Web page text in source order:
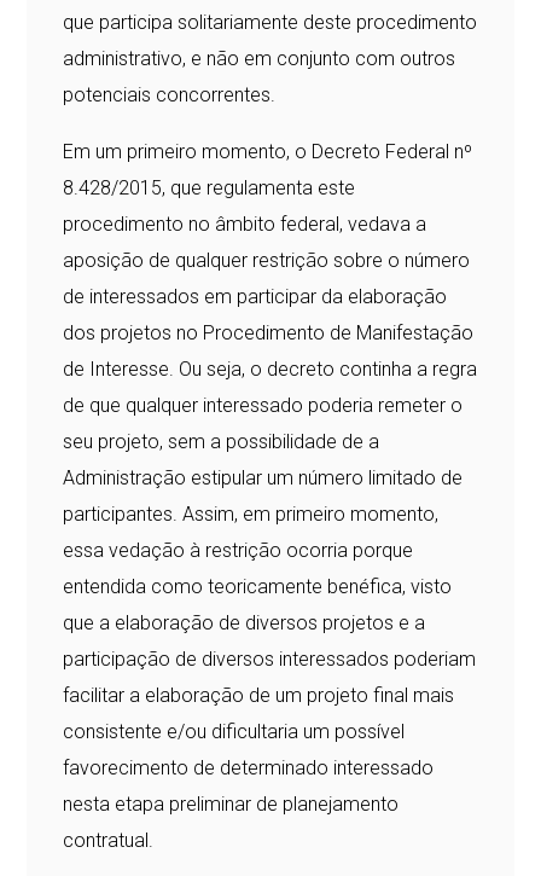
que participa solitariamente deste procedimento
administrativo, e não em conjunto com outros
potenciais concorrentes.
Em um primeiro momento, o Decreto Federal nº
8.428/2015, que regulamenta este
procedimento no âmbito federal, vedava a
aposição de qualquer restrição sobre o número
de interessados em participar da elaboração
dos projetos no Procedimento de Manifestação
de Interesse. Ou seja, o decreto continha a regra
de que qualquer interessado poderia remeter o
seu projeto, sem a possibilidade de a
Administração estipular um número limitado de
participantes. Assim, em primeiro momento,
essa vedação à restrição ocorria porque
entendida como teoricamente benéfica, visto
que a elaboração de diversos projetos e a
participação de diversos interessados poderiam
facilitar a elaboração de um projeto final mais
consistente e/ou dificultaria um possível
favorecimento de determinado interessado
nesta etapa preliminar de planejamento
contratual.